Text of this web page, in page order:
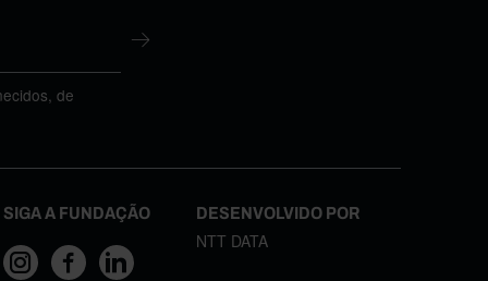
de
SIGA A FUNDAÇÃO DESENVOLVIDO POR
NTT DATA